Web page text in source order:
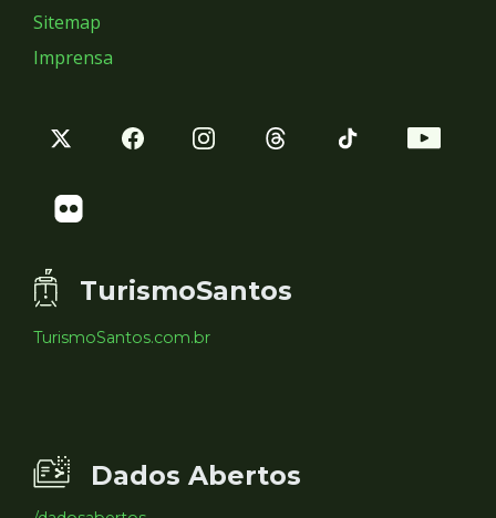
Sitemap
Imprensa
TurismoSantos
TurismoSantos.com.br
Dados Abertos